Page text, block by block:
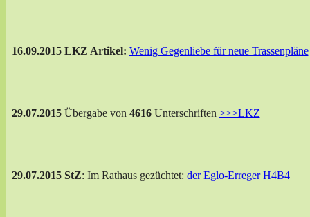
16.09.2015 LKZ Artikel: Wenig Gegenliebe für neue Trassenpläne
29.07.2015 Übergabe von 4616Unterschriften >>>LKZ
29.07.2015 StZ: Im Rathaus gezüchtet: der Eglo-Erreger H4B4